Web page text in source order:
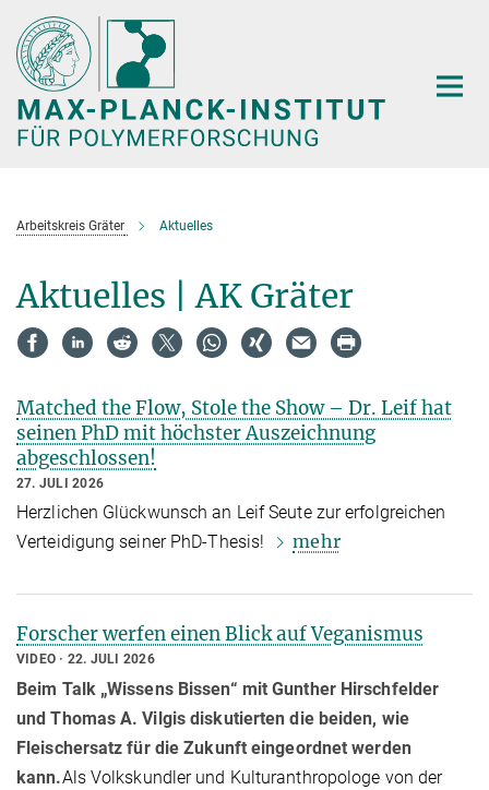
Hauptinhalt
Arbeitskreis Gräter Aktuelles
Aktuelles | AK Gräter
Matched the Flow, Stole the Show – Dr. Leif hat
seinen PhD mit höchster Auszeichnung
abgeschlossen!
27. JULI 2026
Herzlichen Glückwunsch an Leif Seute zur erfolgreichen
Verteidigung seiner PhD-Thesis!
mehr
Forscher werfen einen Blick auf Veganismus
VIDEO 22. JULI 2026
Beim Talk „Wissens Bissen“ mit Gunther Hirschfelder
und Thomas A. Vilgis diskutierten die beiden, wie
Fleischersatz für die Zukunft eingeordnet werden
kann.Als Volkskundler und Kulturanthropologe von der